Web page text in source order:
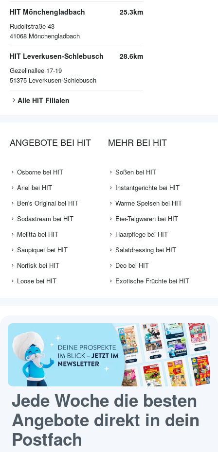
HIT Mönchengladbach
Rudolfstraße 43
41068 Mönchengladbach
25.3km
HIT Leverkusen-Schlebusch
Gezelinallee 17-19
51375 Leverkusen-Schlebusch
28.6km
Alle HIT Filialen
ANGEBOTE BEI HIT
Osborne bei HIT
Ariel bei HIT
Ben's Original bei HIT
Sodastream bei HIT
Melitta bei HIT
Saupiquet bei HIT
Norfisk bei HIT
Loose bei HIT
MEHR BEI HIT
Soßen bei HIT
Instantgerichte bei HIT
Warme Speisen bei HIT
Eier-Teigwaren bei HIT
Haarpflege bei HIT
Salatdressing bei HIT
Deo bei HIT
Exotische Früchte bei HIT
Jede Woche die besten
Angebote direkt in dein
Postfach